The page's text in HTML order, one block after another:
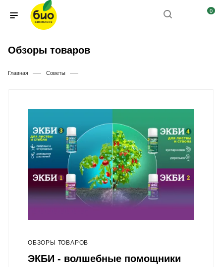
0
Обзоры товаров
Главная — Советы —
ОБЗОРЫ ТОВАРОВ
ЭКБИ - волшебные помощники